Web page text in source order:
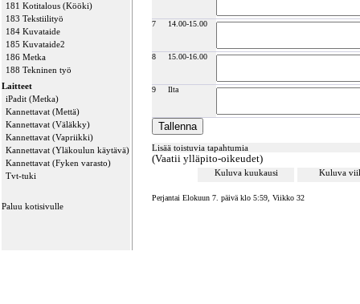
181 Kotitalous (Kööki)
183 Tekstiilityö
184 Kuvataide
185 Kuvataide2
186 Metka
188 Tekninen työ
Laitteet
iPadit (Metka)
Kannettavat (Mettä)
Kannettavat (Väläkky)
Kannettavat (Vapriikki)
Kannettavat (Yläkoulun käytävä)
Kannettavat (Fyken varasto)
Tvt-tuki
Paluu kotisivulle
7 14.00-15.00
8 15.00-16.00
9 Ilta
Lisää toistuvia tapahtumia
(Vaatii ylläpito-oikeudet)
Kuluva kuukausi Kuluva
Perjantai Elokuun 7. päivä klo 5:59, Viikko 32